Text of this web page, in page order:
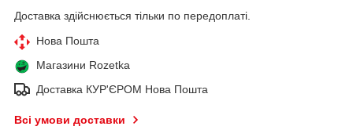
Доставка здійснюється тільки по передоплаті.
Нова Пошта
Магазини Rozetka
Доставка КУР'ЄРОМ Нова Пошта
Всі умови доставки